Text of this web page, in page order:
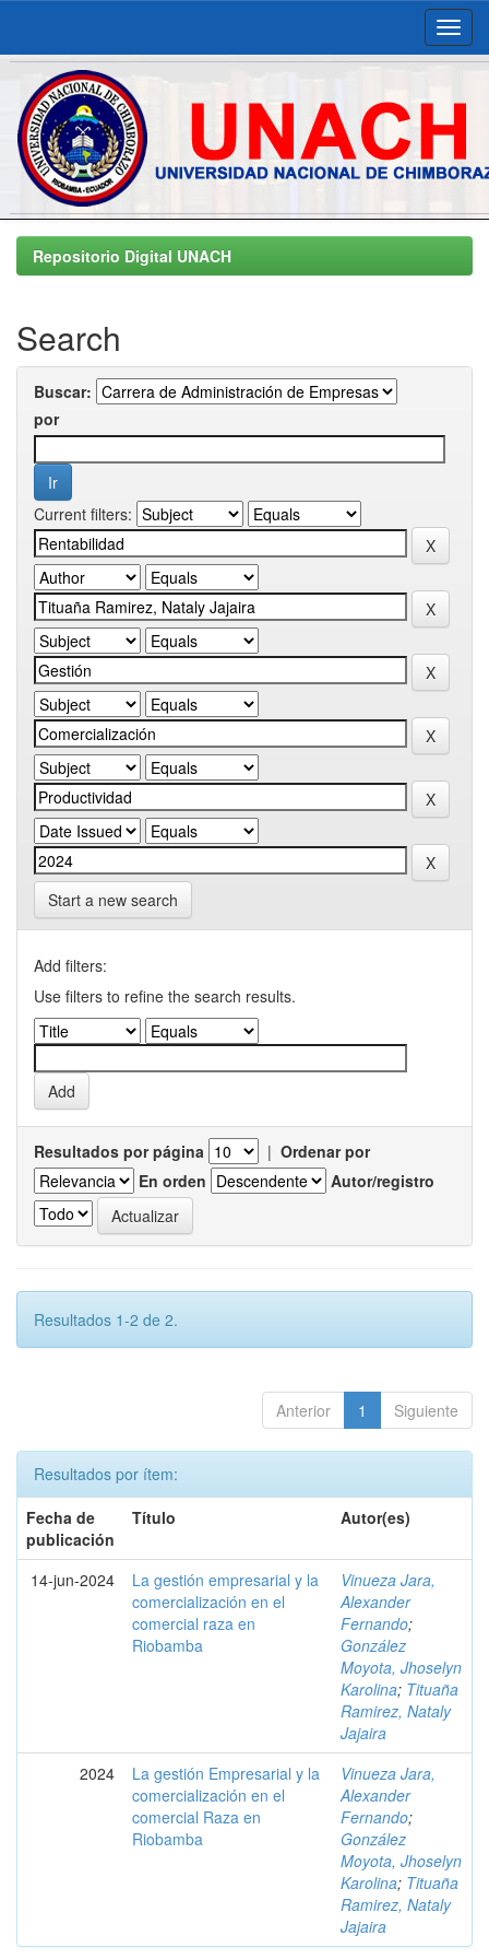
Skip
navigationRepositorio Digital UNACH
Search
Buscar:
por
Current filters:
Start a new search
Add filters:
Use filters to refine the search results.
Resultados por página | Ordenar por
En orden
Autor/registro
Resultados 1-2 de 2.
Anterior 1 Siguiente
Resultados por ítem:
Fecha de
publicación
Título Autor(es)
14-jun-2024
La gestión empresarial y la
comercialización en el
comercial raza en
Riobamba
Vinueza Jara,
Alexander
Fernando;
González
Moyota, Jhoselyn
Karolina; Tituaña
Ramirez, Nataly
Jajaira
2024
La gestión Empresarial y la
comercialización en el
comercial Raza en
Riobamba
Vinueza Jara,
Alexander
Fernando;
González
Moyota, Jhoselyn
Karolina; Tituaña
Ramirez, Nataly
Jajaira